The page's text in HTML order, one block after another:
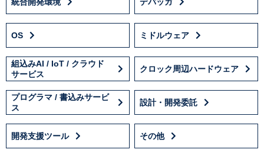
OS ミドルウェア
組込みAI / IoT / クラウド
サービス
クロック周辺ハードウェア
プログラマ / 書込みサービ
ス
設計・開発委託
開発支援ツール その他